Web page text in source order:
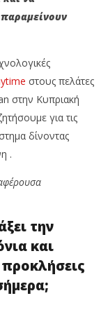
στους πελάτες
στην Κυπριακή
για τις
δίνοντας
.
την
και
προκλήσεις